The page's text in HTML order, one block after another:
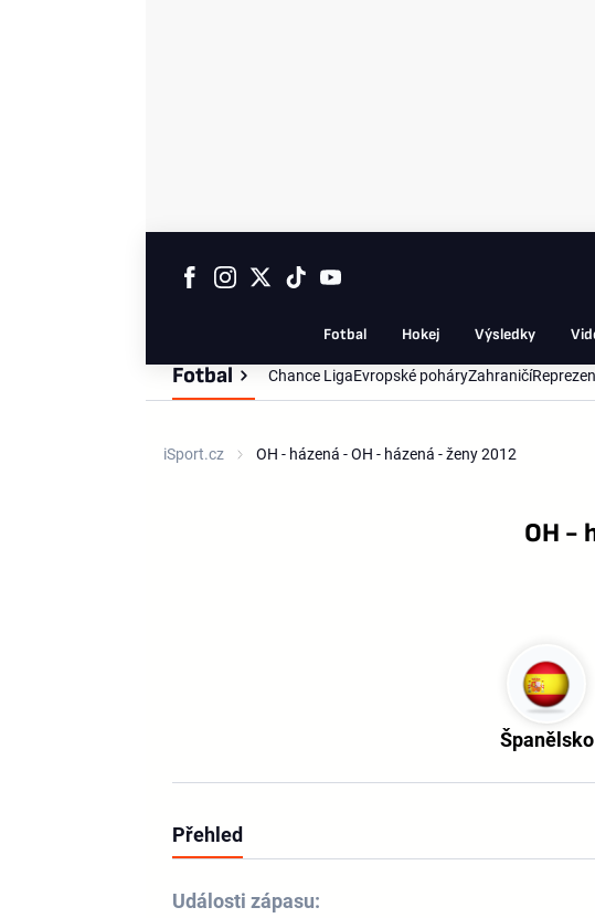
Fotbal Hokej Výsledky
Fotbal Chance LigaEvropské poháryZahraničí
iSport.cz OH - házená - OH - házená - ženy 2012
OH -
Španělsko
Přehled
Události zápasu: